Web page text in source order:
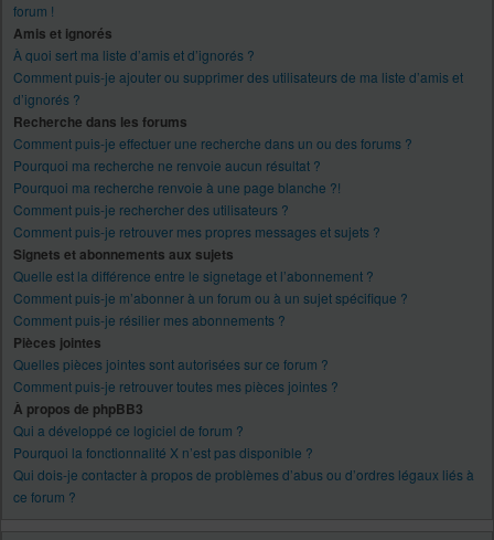
forum !
Amis et ignorés
À quoi sert ma liste d’amis et d’ignorés ?
Comment puis-je ajouter ou supprimer des utilisateurs de ma liste d’amis et
d’ignorés ?
Recherche dans les forums
Comment puis-je effectuer une recherche dans un ou des forums ?
Pourquoi ma recherche ne renvoie aucun résultat ?
Pourquoi ma recherche renvoie à une page blanche ?!
Comment puis-je rechercher des utilisateurs ?
Comment puis-je retrouver mes propres messages et sujets ?
Signets et abonnements aux sujets
Quelle est la différence entre le signetage et l’abonnement ?
Comment puis-je m’abonner à un forum ou à un sujet spécifique ?
Comment puis-je résilier mes abonnements ?
Pièces jointes
Quelles pièces jointes sont autorisées sur ce forum ?
Comment puis-je retrouver toutes mes pièces jointes ?
À propos de phpBB3
Qui a développé ce logiciel de forum ?
Pourquoi la fonctionnalité X n’est pas disponible ?
Qui dois-je contacter à propos de problèmes d’abus ou d’ordres légaux liés à
ce forum ?